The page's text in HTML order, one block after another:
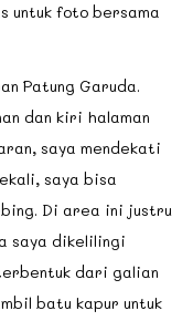
untuk foto bersama
Patung Garuda.
dan kiri halaman
saya mendekati
saya bisa
Di area ini justru
saya dikelilingi
dari galian
batu kapur untuk